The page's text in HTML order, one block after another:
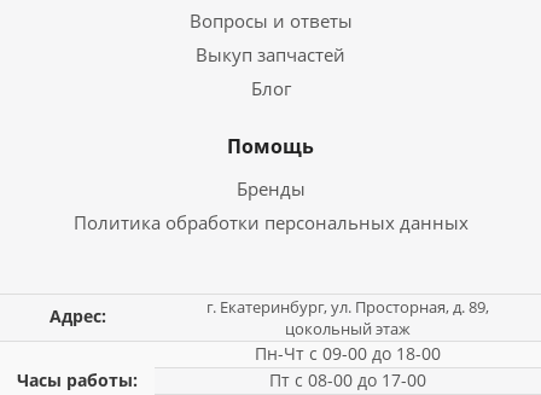
Вопросы и ответы
Выкуп запчастей
Блог
Помощь
Бренды
Политика обработки персональных данных
Адрес:
г. Екатеринбург, ул. Просторная, д. 89,
цокольный этаж
Часы работы:
Пн-Чт с 09-00 до 18-00
Пт с 08-00 до 17-00